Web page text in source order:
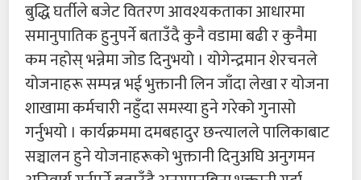
बुद्धि घर्तीले बजेट वितरण आवश्यकताका आधारमा
समानुपातिक हुनुपर्ने बताउँदै कुनै वडामा बढी र कुनैमा
कम नहोस् भन्नेमा जोड दिनुभयो ।योगेन्द्रमान शेरचनले
योजनाहरू सम्पन्न भई भुक्तानी लिन जाँदा लेखा र योजना
शाखामा कर्मचारी नहुँदा समस्या हुने गरेको गुनासो
गर्नुभयो । कार्यक्रममा दमबहादुर छन्त्यालले पालिकाबाट
सञ्चालन हुने योजनाहरूको भुक्तानी दिनुअघि अनुगमन